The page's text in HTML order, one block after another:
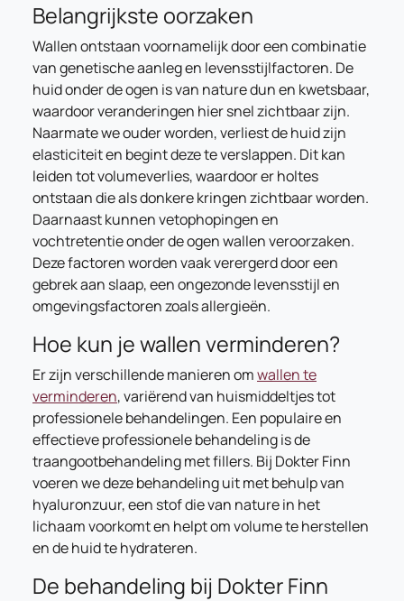
Belangrijkste oorzaken
Wallen ontstaan voornamelijk door een combinatie
van genetische aanleg en levensstijlfactoren. De
huid onder de ogen is van nature dun en kwetsbaar,
waardoor veranderingen hier snel zichtbaar zijn.
Naarmate we ouder worden, verliest de huid zijn
elasticiteit en begint deze te verslappen. Dit kan
leiden tot volumeverlies, waardoor er holtes
ontstaan die als donkere kringen zichtbaar worden.
Daarnaast kunnen vetophopingen en
vochtretentie onder de ogen wallen veroorzaken.
Deze factoren worden vaak verergerd door een
gebrek aan slaap, een ongezonde levensstijl en
omgevingsfactoren zoals allergieën.
Hoe kun je wallen verminderen?
Er zijn verschillende manieren omwallen te
verminderen, variërend van huismiddeltjes tot
professionele behandelingen. Een populaire en
effectieve professionele behandeling is de
traangootbehandeling met fillers. Bij Dokter Finn
voeren we deze behandeling uit met behulp van
hyaluronzuur, een stof die van nature in het
lichaam voorkomt en helpt om volume te herstellen
en de huid te hydrateren.
De behandeling bij Dokter Finn